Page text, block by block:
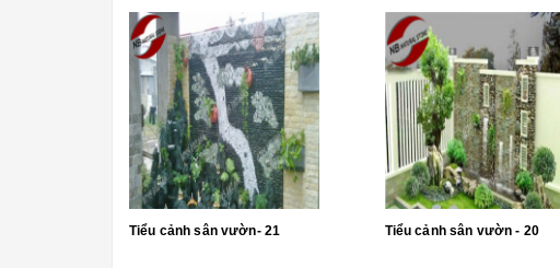
Tiểu cảnh sân vườn- 21 Tiểu cảnh sân vườn - 20